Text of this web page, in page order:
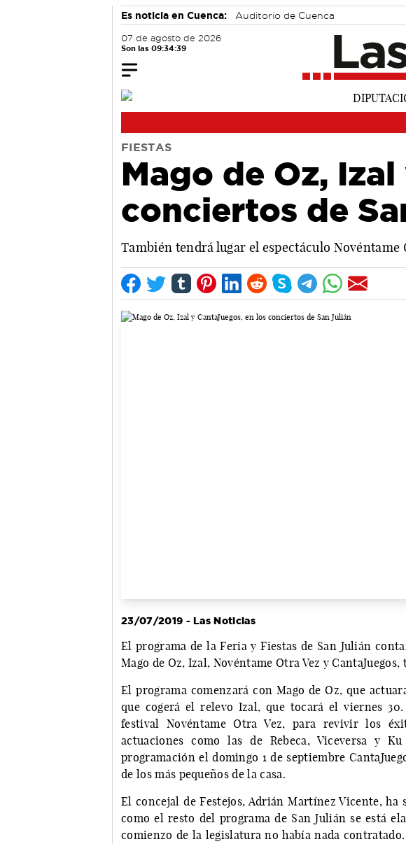
Es noticia en Cuenca: Auditorio de Cuenca
07 de agosto de 2026
Son las 09:34:40
FIESTAS
Mago de Oz,
conciertos de
También tendrá lugar el espectáculo Novéntame
23/07/2019 - Las Noticias
El programa de la Feria y Fiestas de San Julián
Mago de Oz, Izal, Novéntame Otra Vez y
El programa comenzará con Mago de Oz, que
que cogerá el relevo Izal, que tocará el viernes
festival Novéntame Otra Vez, para revivir los
actuaciones como las de Rebeca, Viceversa y
programación el domingo 1 de septiembre
de los más pequeños de la casa.
El concejal de Festejos, Adrián Martínez Vicente,
como el resto del programa de San Julián se está
comienzo de la legislatura no había nada